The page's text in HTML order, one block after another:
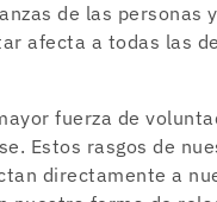
de las personas
afecta a todas las
fuerza de
Estos rasgos de
directamente a